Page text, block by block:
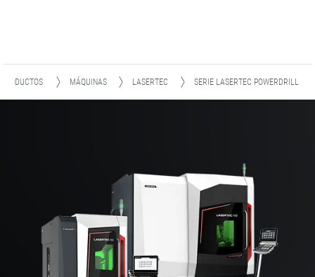
PRODUCTOS MÁQUINAS LASERTEC SERIE LASERTEC POWERDRILL